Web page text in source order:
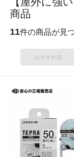
商品
11件の商品が見
おすすめ順